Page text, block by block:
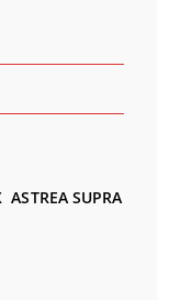
SUPRA